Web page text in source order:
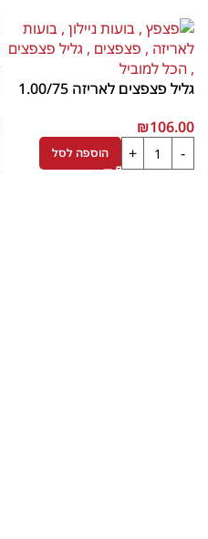
גליל פצפצים לאריזה 1.00/75
₪106.00
הוספה לסל